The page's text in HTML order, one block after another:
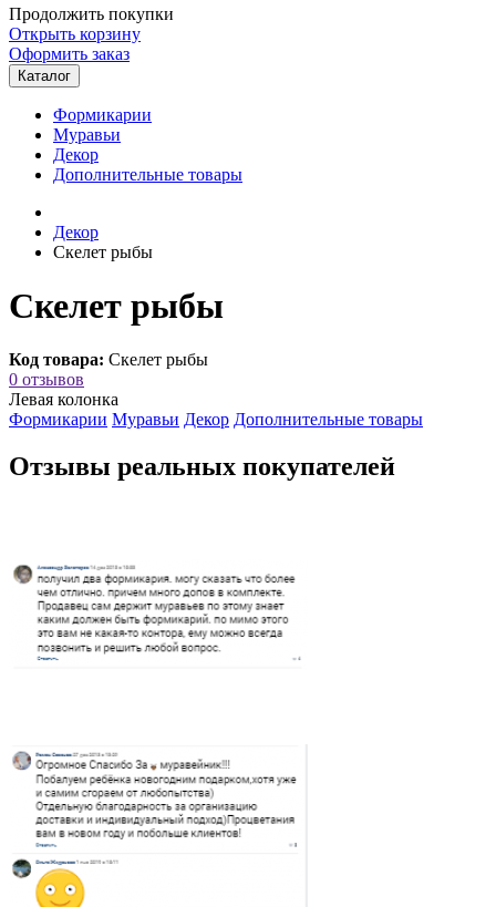
Продолжить покупки
Открыть корзину
Оформить заказ
Каталог
Формикарии
Муравьи
Декор
Дополнительные товары
Декор
Скелет рыбы
Скелет рыбы
Код товара: Скелет рыбы
0 отзывов
Левая колонка
Формикарии Муравьи Декор Дополнительные товары
Отзывы реальных покупателей